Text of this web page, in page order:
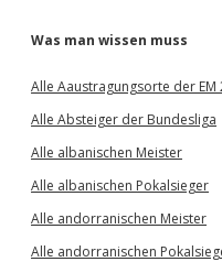
Was man wissen muss
Alle Aaustragungsorte der EM
Alle Absteiger der Bundesliga
Alle albanischen Meister
Alle albanischen Pokalsieger
Alle andorranischen Meister
Alle andorranischen